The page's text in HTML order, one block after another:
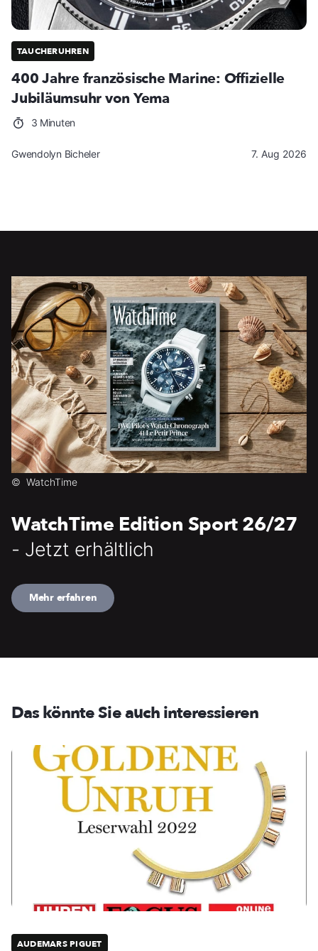
TAUCHERUHREN
400 Jahre französische Marine: Offizielle
Jubiläumsuhr von Yema
3 Minuten
Gwendolyn Bicheler 7. Aug 2026
© WatchTime
WatchTime Edition Sport 26/27
- Jetzt erhältlich
Mehr erfahren
Das könnte Sie auch interessieren
AUDEMARS PIGUET